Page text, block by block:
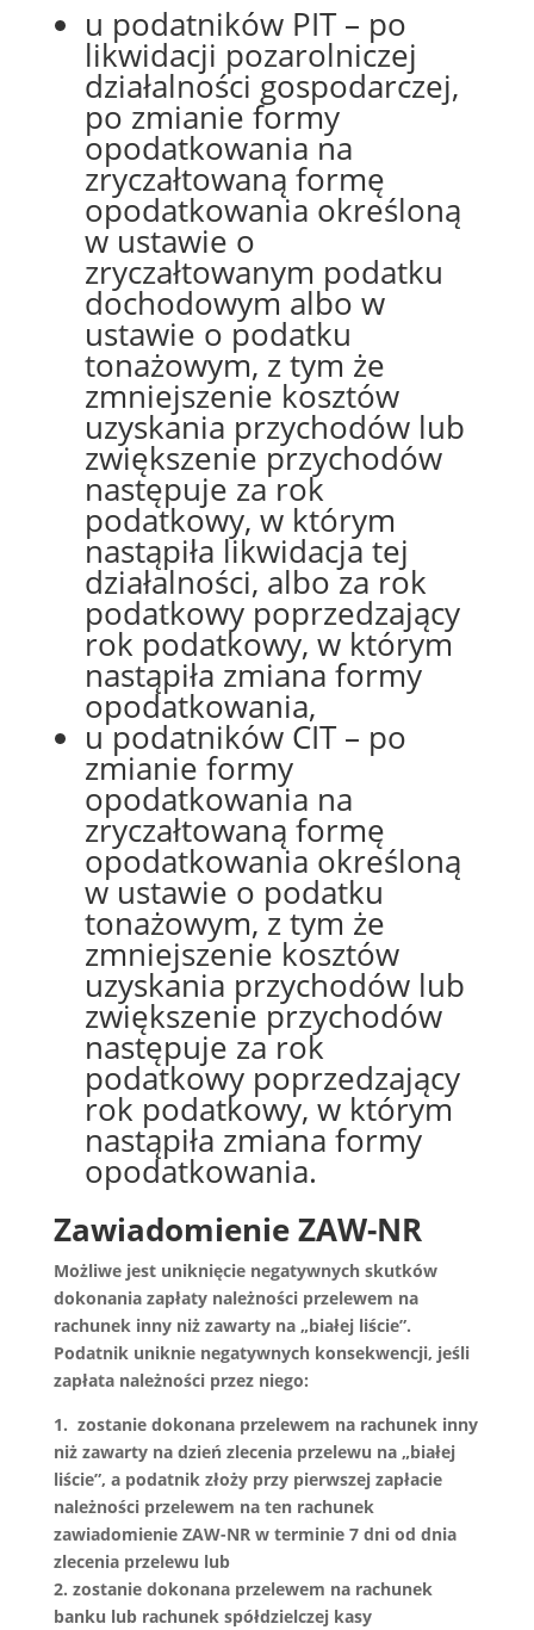
u podatników PIT – po
likwidacji pozarolniczej
działalności gospodarczej,
po zmianie formy
opodatkowania na
zryczałtowaną formę
opodatkowania określoną
w ustawie o
zryczałtowanym podatku
dochodowym albo w
ustawie o podatku
tonażowym, z tym że
zmniejszenie kosztów
uzyskania przychodów lub
zwiększenie przychodów
następuje za rok
podatkowy, w którym
nastąpiła likwidacja tej
działalności, albo za rok
podatkowy poprzedzający
rok podatkowy, w którym
nastąpiła zmiana formy
opodatkowania,
u podatników CIT – po
zmianie formy
opodatkowania na
zryczałtowaną formę
opodatkowania określoną
w ustawie o podatku
tonażowym, z tym że
zmniejszenie kosztów
uzyskania przychodów lub
zwiększenie przychodów
następuje za rok
podatkowy poprzedzający
rok podatkowy, w którym
nastąpiła zmiana formy
opodatkowania.
Zawiadomienie ZAW-NR
Możliwe jest uniknięcie negatywnych skutków
dokonania zapłaty należności przelewem na
rachunek inny niż zawarty na „białej liście”.
Podatnik uniknie negatywnych konsekwencji, jeśli
zapłata należności przez niego:
1. zostanie dokonana przelewem na rachunek inny
niż zawarty na dzień zlecenia przelewu na „białej
liście”, a podatnik złoży przy pierwszej zapłacie
należności przelewem na ten rachunek
zawiadomienie ZAW-NR w terminie 7 dni od dnia
zlecenia przelewu lub
2. zostanie dokonana przelewem na rachunek
banku lub rachunek spółdzielczej kasy